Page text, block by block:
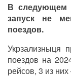
В следующем
запуск не
поездов.
Укрзализныця
поездов на
рейсов, 3 из